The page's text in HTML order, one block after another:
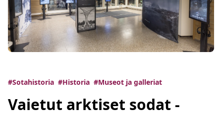
#Sotahistoria #Historia #Museot ja galleriat
Vaietut arktiset sodat -